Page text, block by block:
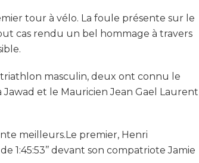
tour à vélo. La foule présente sur le
cas rendu un bel hommage à travers
masculin, deux ont connu le
et le Mauricien Jean Gael Laurent
meilleurs.Le premier, Henri
1:45:53’’ devant son compatriote Jamie